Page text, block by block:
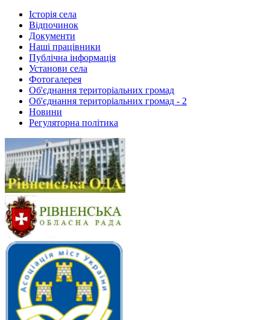
Історія села
Відпочинок
Документи
Наші працівники
Публічна інформація
Установи села
Фотогалерея
Об'єднання територіальних громад
Об'єднання територіальних громад - 2
Новини
Регуляторна політика